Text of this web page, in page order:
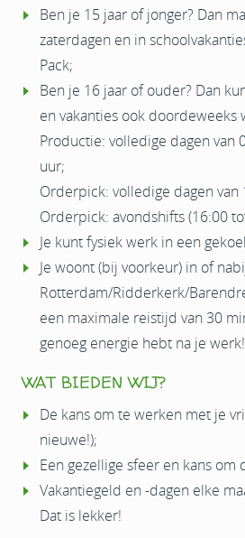
Ben je 15 jaar of jonger? Dan
zaterdagen en in
Pack;
Ben je 16 jaar of ouder? Dan
en vakanties ook doordeweeks
Productie: volledige dagen van
uur;
Orderpick: volledige dagen van
Orderpick: avondshifts (16:00
Je kunt fysiek werk in een
Je woont (bij voorkeur) in of
Rotterdam/Ridderkerk/
een maximale reistijd van 30
genoeg energie hebt na je werk!
WAT BIEDEN WIJ?
De kans om te werken met je
nieuwe!);
Een gezellige sfeer en kans om
Vakantiegeld en -dagen elke
Dat is lekker!